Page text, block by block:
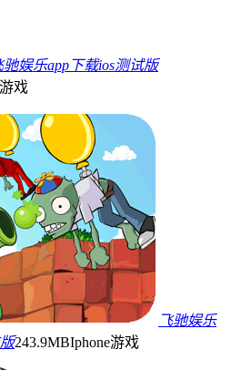
驰娱乐app下载ios测试版
戏
飞驰娱乐
243.9MBIphone游戏